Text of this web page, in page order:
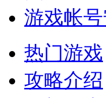
游戏帐
热门游戏
攻略介绍